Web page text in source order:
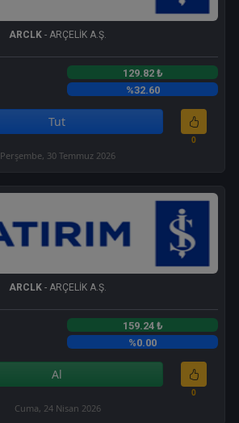
ARCLK- ARÇELİK A.Ş.
129.82 ₺
%32.60
Tut
0
Perşembe, 30 Temmuz 2026
ARCLK- ARÇELİK A.Ş.
159.24 ₺
%0.00
Al
0
Cuma, 24 Nisan 2026